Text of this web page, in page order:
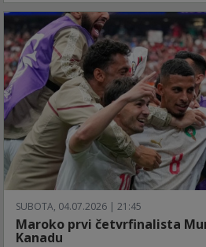
SUBOTA, 04.07.2026 | 21:45
Maroko prvi četvrfinalista
Kanadu